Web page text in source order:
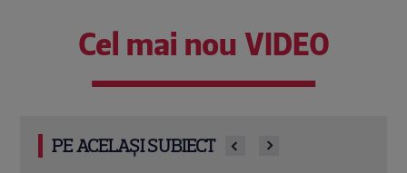
Cel mai nou VIDEO
PE ACELAȘI SUBIECT